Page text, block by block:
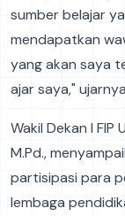
sumber belajar
mendapatkan
yang akan saya
ajar saya,"
Wakil Dekan I FIP
M.Pd.,
partisipasi para
lembaga